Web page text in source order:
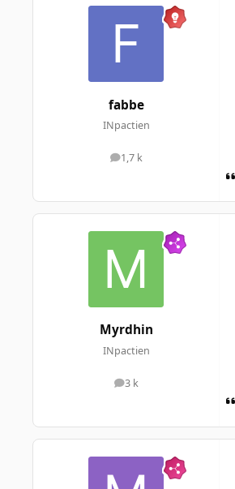
fabbe
INpactien
1,7 k
messages
Myrdhin
INpactien
3 k
messages